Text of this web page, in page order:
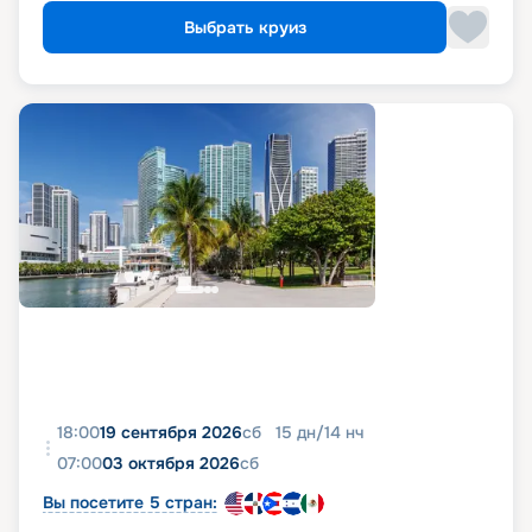
Выбрать круиз
18:0019 сентября 2026сб 15 дн/14 нч
07:0003 октября 2026сб
Вы посетите 5 стран: